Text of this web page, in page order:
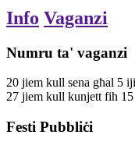
Info Vaganzi
Numru ta' vaganzi
20 jiem kull sena għal 5
27 jiem kull kunjett fih 15
Festi Pubbliċi